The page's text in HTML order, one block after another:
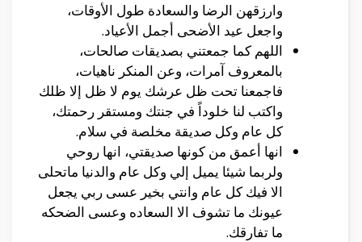
وارزقهن الرضا والسعادة طول الأوقات،
واجعل عيد الأضحى أجمل الأعياد.
اللهم كما جمعتني بصديقات صالحات،
بالمعروف آمرات، وعن المنكر ناهيات،
فاجمعنا تحت ظل عرشك يوم لا ظل إلا ظلك
واكتب لنا خلوداً في جنتك ومستقر رحمتك،
كل عام وكل صديقة مخلصة في سلام.
انها أعمق من كونها صديقتي، انها روحي
ولربما شيئا يميل إلي وكل عام والدنيا ماتحلى
الا فيك كل عام وانتي بخير عسى ربي يجعل
عيونك ما تشوف الا السعاده وعسى الضحكه
ما تفارقك.